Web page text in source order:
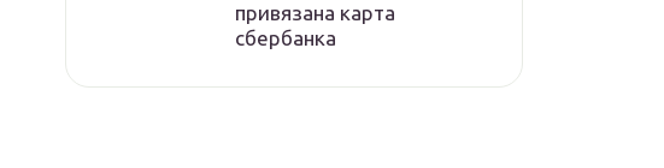
привязана карта
сбербанка